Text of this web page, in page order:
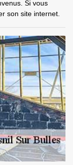
Si vous
son site internet.